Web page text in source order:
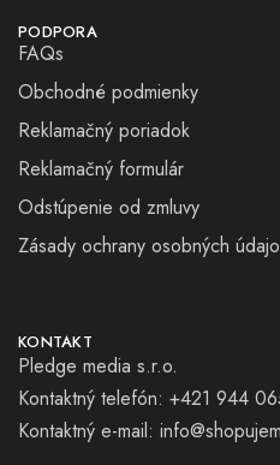
PODPORA
FAQs
Obchodné podmienky
Reklamačný poriadok
Reklamačný formulár
Odstúpenie od zmluvy
Zásady ochrany osobných
KONTAKT
Pledge media s.r.o.
Kontaktný telefón: +421 944
Kontaktný e-mail: